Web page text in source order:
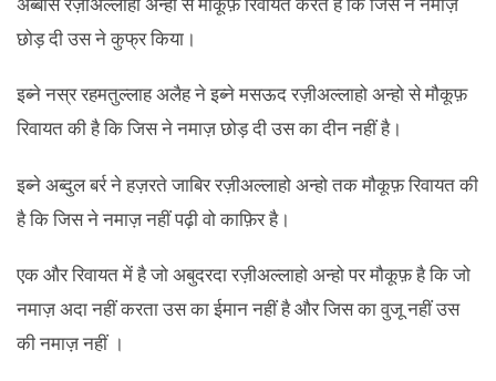
छोड़ दी उस ने कुफ्र किया।
इब्ने नस्र रहमतुल्लाह अलैह ने इब्ने मसऊद रज़ीअल्लाहो अन्हो से मौकूफ़
रिवायत की है कि जिस ने नमाज़ छोड़ दी उस का दीन नहीं है।
इब्ने अब्दुल बर्र ने हज़रते जाबिर रज़ीअल्लाहो अन्हो तक मौकूफ़ रिवायत की
है कि जिस ने नमाज़ नहीं पढ़ी वो काफ़िर है।
एक और रिवायत में है जो अबुदरदा रज़ीअल्लाहो अन्हो पर मौकूफ़ है कि जो
नमाज़ अदा नहीं करता उस का ईमान नहीं है और जिस का वुजू नहीं उस
की नमाज़ नहीं ।